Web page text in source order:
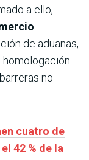
a ello,
de aduanas,
homologación
no
cuatro de
42 % de la